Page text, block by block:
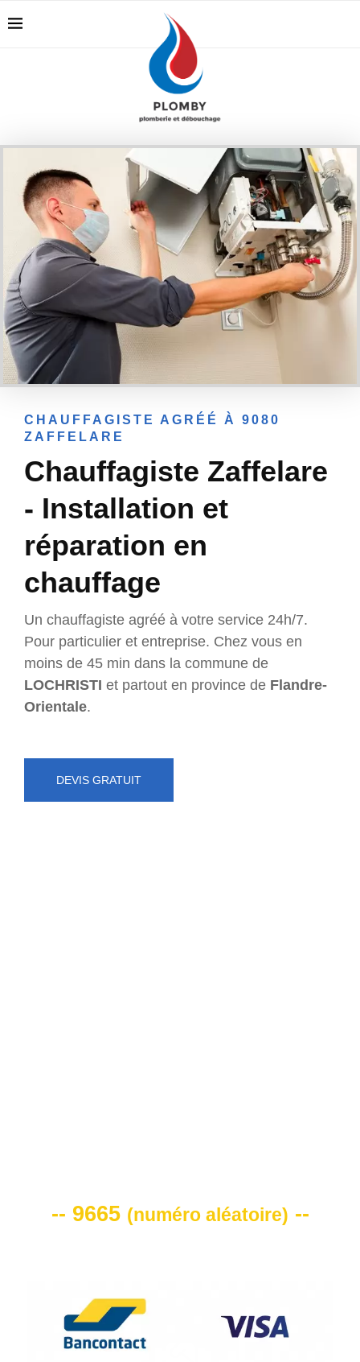
CHAUFFAGISTE AGRÉÉ À 9080
ZAFFELARE
Chauffagiste Zaffelare
- Installation et
réparation en
chauffage
Un chauffagiste agréé à votre service 24h/7.
Pour particulier et entreprise. Chez vous en
moins de 45 min dans la commune de
LOCHRISTI et partout en province de Flandre-
Orientale.
DEVIS GRATUIT
-- 9665 (numéro aléatoire) --